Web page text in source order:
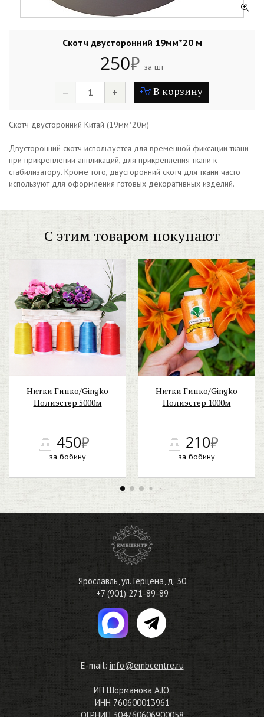
Скотч двусторонний 19мм*20 м
250₽ за шт
– + В корзину
Скотч двусторонний Китай (19мм*20м)
Двусторонний скотч используется для временной фиксации ткани
при прикреплении аппликаций, для прикрепления ткани к
стабилизатору. Кроме того, двусторонний скотч для ткани часто
используют для оформления готовых декоративных изделий.
С этим товаром покупают
Нитки Гинко/Gingko
Полиэстер 5000м
450₽
за бобину
Нитки Гинко/Gingko
Полиэстер 1000м
210₽
за бобину
Ярославль,ул. Герцена, д. 30
+7 (901) 271-89-89
E-mail: info@embcentre.ru
ИП Шорманова А.Ю.
ИНН 760600013961